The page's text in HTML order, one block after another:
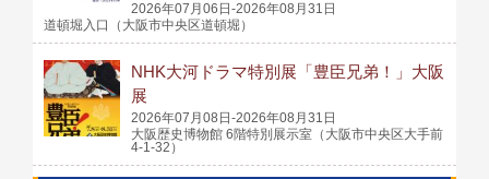
2026年07月06日-2026年08月31日
道頓堀入口（大阪市中央区道頓堀）
NHK大河ドラマ特別展「豊臣兄弟！」大阪
展
2026年07月08日-2026年08月31日
大阪歴史博物館 6階特別展示室（大阪市中央区大手前
4-1-32）